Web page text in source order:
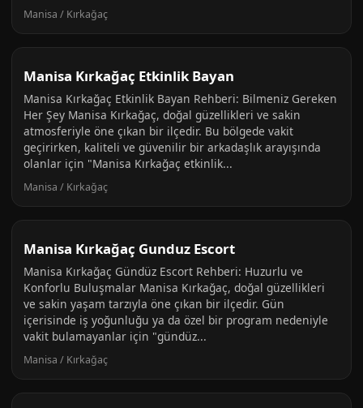
Manisa / Kırkağaç
Manisa Kırkağaç Etkinlik Bayan
Manisa Kırkağaç Etkinlik Bayan Rehberi: Bilmeniz Gereken
Her Şey Manisa Kırkağaç, doğal güzellikleri ve sakin
atmosferiyle öne çıkan bir ilçedir. Bu bölgede vakit
geçirirken, kaliteli ve güvenilir bir arkadaşlık arayışında
olanlar için "Manisa Kırkağaç etkinlik...
Manisa / Kırkağaç
Manisa Kırkağaç Gunduz Escort
Manisa Kırkağaç Gündüz Escort Rehberi: Huzurlu ve
Konforlu Buluşmalar Manisa Kırkağaç, doğal güzellikleri
ve sakin yaşam tarzıyla öne çıkan bir ilçedir. Gün
içerisinde iş yoğunluğu ya da özel bir program nedeniyle
vakit bulamayanlar için "gündüz...
Manisa / Kırkağaç